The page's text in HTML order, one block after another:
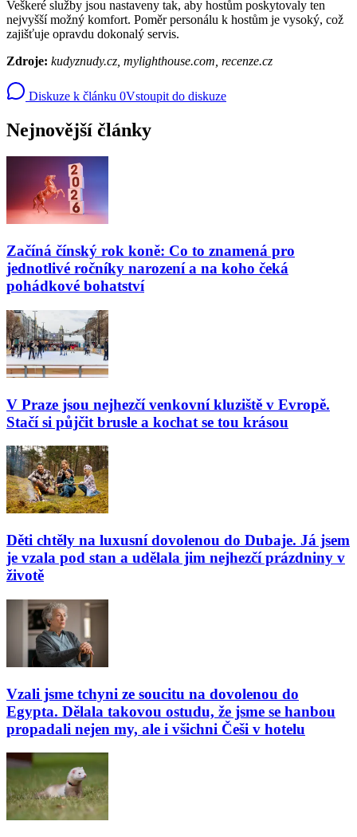
Veškeré služby jsou nastaveny tak, aby hostům poskytovaly ten
nejvyšší možný komfort. Poměr personálu k hostům je vysoký, což
zajišťuje opravdu dokonalý servis.
Zdroje: kudyznudy.cz, mylighthouse.com, recenze.cz
Diskuze k článku 0Vstoupit do diskuze
Nejnovější články
Začíná čínský rok koně: Co to znamená pro
jednotlivé ročníky narození a na koho čeká
pohádkové bohatství
V Praze jsou nejhezčí venkovní kluziště v Evropě.
Stačí si půjčit brusle a kochat se tou krásou
Děti chtěly na luxusní dovolenou do Dubaje. Já jsem
je vzala pod stan a udělala jim nejhezčí prázdniny v
životě
Vzali jsme tchyni ze soucitu na dovolenou do
Egypta. Dělala takovou ostudu, že jsme se hanbou
propadali nejen my, ale i všichni Češi v hotelu